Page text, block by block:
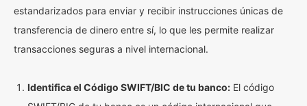
estandarizados para enviar y recibir instrucciones únicas de
transferencia de dinero entre sí, lo que les permite realizar
transacciones seguras a nivel internacional.
Identifica el Código SWIFT/BIC de tu banco: El código